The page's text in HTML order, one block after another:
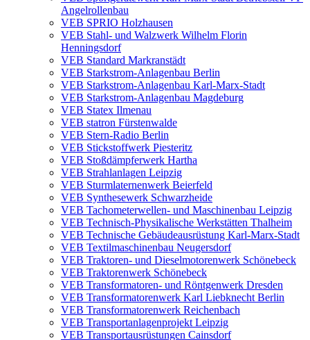
Angelrollenbau
VEB SPRIO Holzhausen
VEB Stahl- und Walzwerk Wilhelm Florin
Henningsdorf
VEB Standard Markranstädt
VEB Starkstrom-Anlagenbau Berlin
VEB Starkstrom-Anlagenbau Karl-Marx-Stadt
VEB Starkstrom-Anlagenbau Magdeburg
VEB Statex Ilmenau
VEB statron Fürstenwalde
VEB Stern-Radio Berlin
VEB Stickstoffwerk Piesteritz
VEB Stoßdämpferwerk Hartha
VEB Strahlanlagen Leipzig
VEB Sturmlaternenwerk Beierfeld
VEB Synthesewerk Schwarzheide
VEB Tachometerwellen- und Maschinenbau Leipzig
VEB Technisch-Physikalische Werkstätten Thalheim
VEB Technische Gebäudeausrüstung Karl-Marx-Stadt
VEB Textilmaschinenbau Neugersdorf
VEB Traktoren- und Dieselmotorenwerk Schönebeck
VEB Traktorenwerk Schönebeck
VEB Transformatoren- und Röntgenwerk Dresden
VEB Transformatorenwerk Karl Liebknecht Berlin
VEB Transformatorenwerk Reichenbach
VEB Transportanlagenprojekt Leipzig
VEB Transportausrüstungen Cainsdorf